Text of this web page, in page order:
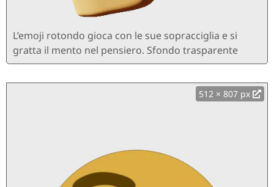
L’emoji rotondo gioca con le sue sopracciglia e si
gratta il mento nel pensiero. Sfondo trasparente
512 × 807 px